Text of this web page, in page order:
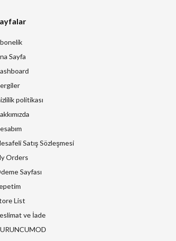
Sayfa
politikası
Satış Sözleşmesi
Orders
Sayfası
List
ve İade